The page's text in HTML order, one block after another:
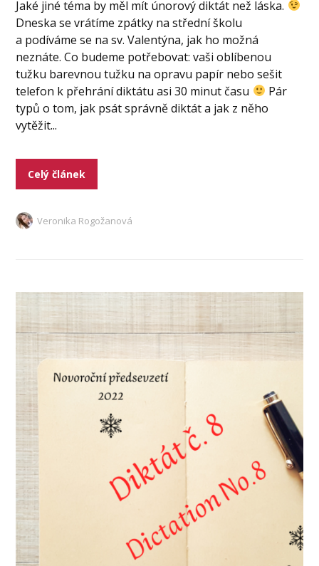
Jaké jiné téma by měl mít únorový diktát než láska.
Dneska se vrátíme zpátky na střední školu
a podíváme se na sv. Valentýna, jak ho možná
neznáte. Co budeme potřebovat: vaši oblíbenou
tužku barevnou tužku na opravu papír nebo sešit
telefon k přehrání diktátu asi 30 minut času
Pár
typů o tom, jak psát správně diktát a jak z něho
vytěžit...
Celý článek
Veronika Rogožanová